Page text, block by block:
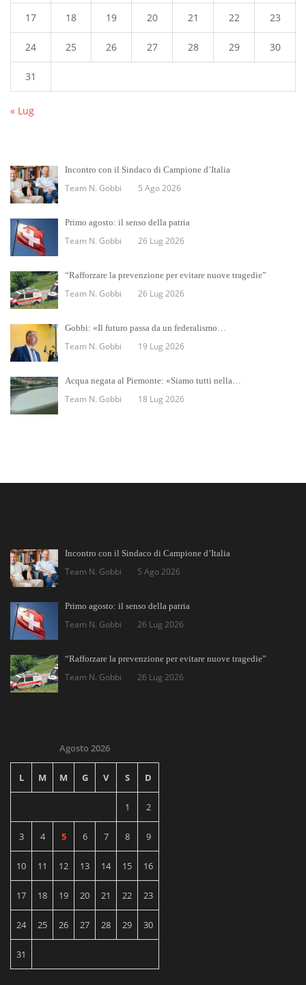
17 18 19 20 21 22 23
24 25 26 27 28 29 30
31
« Lug
Incontro con il Sindaco di Campione d’Italia
Team N. Gobbi 5 Ago 2026
Primo agosto: il senso della patria
Team N. Gobbi 26 Lug 2026
“Rafforzare la prevenzione per evitare nuove tragedie”
Team N. Gobbi 26 Lug 2026
Gobbi: «Il futuro passa da un federalismo…
Team N. Gobbi 19 Lug 2026
Acqua negata al Piemonte: «Siamo tutti nella…
Team N. Gobbi 18 Lug 2026
Incontro con il Sindaco di Campione d’Italia
Team N. Gobbi 5 Ago 2026
Primo agosto: il senso della patria
Team N. Gobbi 26 Lug 2026
“Rafforzare la prevenzione per evitare nuove tragedie”
Team N. Gobbi 26 Lug 2026
Agosto 2026
L M M G V S D
1 2
3 4 5 6 7 8 9
10 11 12 13 14 15 16
17 18 19 20 21 22 23
24 25 26 27 28 29 30
31